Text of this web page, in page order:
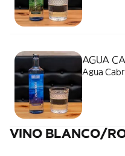
AGUA
Agua
VINO BLANCO/